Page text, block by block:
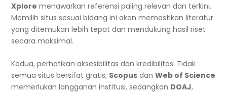
Xplore menawarkan referensi paling relevan dan terkini.
Memilih situs sesuai bidang ini akan memastikan literatur
yang ditemukan lebih tepat dan mendukung hasil riset
secara maksimal.
Kedua, perhatikan aksesibilitas dan kredibilitas. Tidak
semua situs bersifat gratis; Scopusdan Web of Science
memerlukan langganan institusi, sedangkan DOAJ,